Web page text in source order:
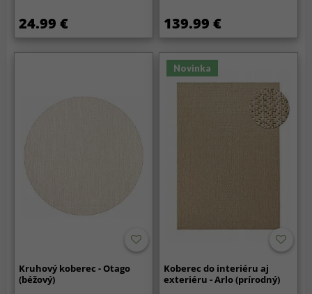
24.99 € 139.99 €
Kruhový koberec - Otago
(béžový)
Novinka
Koberec do interiéru aj
exteriéru - Arlo (prírodný)